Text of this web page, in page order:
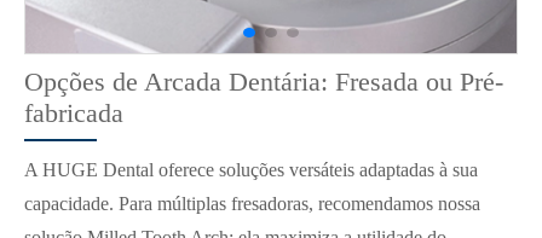
Opções de Arcada Dentária: Fresada ou Pré-
fabricada
A HUGE Dental oferece soluções versáteis adaptadas à sua
capacidade. Para múltiplas fresadoras, recomendamos nossa